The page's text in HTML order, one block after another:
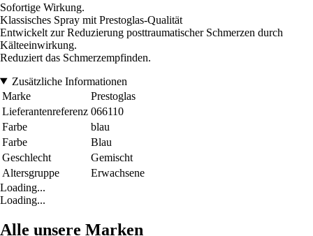
Sofortige Wirkung.
Klassisches Spray mit Prestoglas-Qualität
Entwickelt zur Reduzierung posttraumatischer Schmerzen durch
Kälteeinwirkung.
Reduziert das Schmerzempfinden.
Zusätzliche Informationen
Marke
Prestoglas
Lieferantenreferenz 066110
Farbe
blau
Farbe
Blau
Geschlecht
Gemischt
Altersgruppe
Erwachsene
Loading...
Loading...
Alle unsere Marken